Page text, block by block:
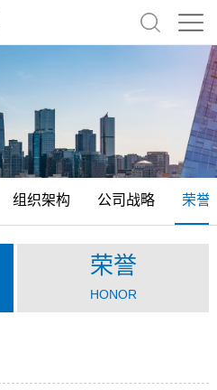
组织架构 公司战略 荣誉
荣誉
HONOR